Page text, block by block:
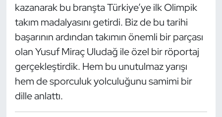
kazanarak bu branşta Türkiye’ye ilk Olimpik
takım madalyasını getirdi. Biz de bu tarihi
başarının ardından takımın önemli bir parçası
olan Yusuf Miraç Uludağ ile özel bir röportaj
gerçekleştirdik. Hem bu unutulmaz yarışı
hem de sporculuk yolculuğunu samimi bir
dille anlattı.
Genel
Golf
Güreş
Halter